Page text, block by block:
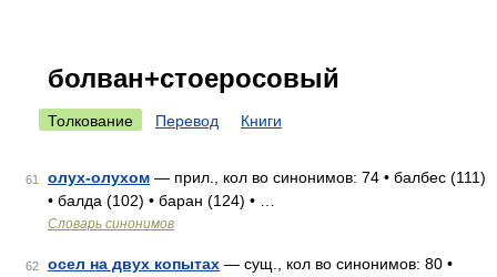
болван+стоеросовый
Толкование Перевод Книги
61 олух-олухом — прил., кол во синонимов: 74 • балбес (111)
• балда (102) • баран (124) • …
Словарь синонимов
62 осел на двух копытах — сущ., кол во синонимов: 80 •